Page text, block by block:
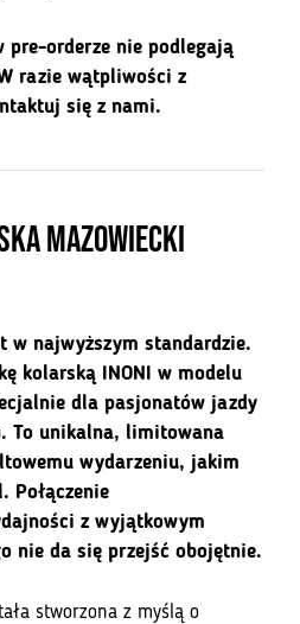
pre-orderze nie podlegają
razie wątpliwości z
się z nami.
Mazowiecki
w najwyższym standardzie.
kolarską INONI w modelu
dla pasjonatów jazdy
To unikalna, limitowana
wydarzeniu, jakim
Połączenie
z wyjątkowym
nie da się przejść obojętnie.
stworzona z myślą o